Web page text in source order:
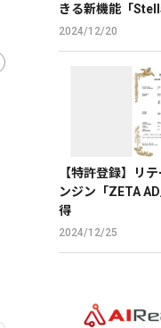
きる新機能「
のβ版を提供
2024/12/20
【特許登録】リ
ンジン「ZETA
得
2024/12/25